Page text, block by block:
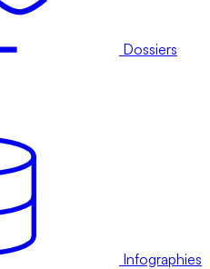
Dossiers
Infographies